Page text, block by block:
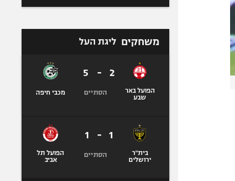
משחקים ליגת העל
הפועל באר
שבע
2
-
5
הסתיים מכבי חיפה
בית"ר
ירושלים
1
-
1
הסתיים
הפועל תל
אביב